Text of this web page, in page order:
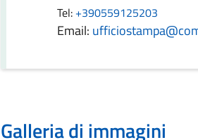
Tel: +390559125203
Email:
Galleria di immagini